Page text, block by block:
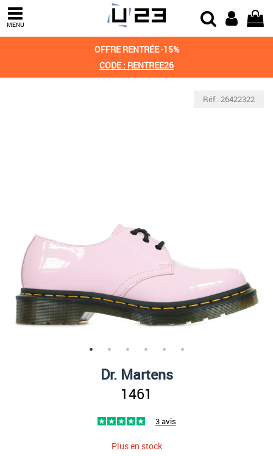
MENU
OFFRE RENTRÉE -15%
CODE : RENTREE26
Réf : 26422322
Dr. Martens
1461
3 avis
Plus en stock